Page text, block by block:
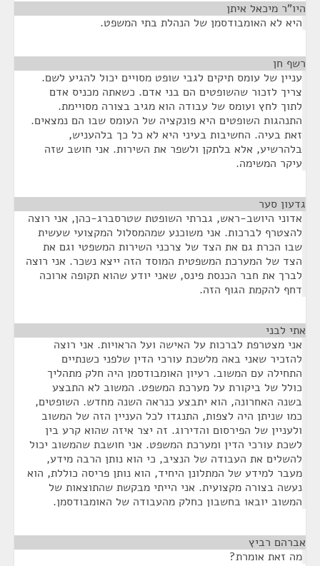
היו"ר מיכאל איתן
היא לא האומבודסמן של הנהלת בתי המשפט.
רשף חן
עניין של עומס תיקים לגבי שופט מסויים יכול להגיע לשם.
צריך לזכור שהשופטים הם בני אדם. כשאתה מכניס אדם
לתוך לחץ ועומס של עבודה הוא מגיב בצורה מסויימת.
התנהגות השופטים היא פונקציה של העומס שבו הם נמצאים.
זאת בעיה. החשיבות בעיני היא לא כל כך בלהעניש,
בלהרשיע, אלא בלתקן ולשפר את השירות. אני חושב שזה
עיקר המשימה.
גדעון סער
אדוני היושב-ראש, גברתי השופטת שטרסברג-כהן, אני רוצה
להצטרף לברכות. אני משוכנע שמהמסלול המקצועי שעשית
שבו הכרת גם את הצד של צרכני השירות המשפטי וגם את
הצד של המערכת המשפטית המוסד הזה ייצא נשכר. אני רוצה
לברך את חבר הכנסת פינס, שאני יודע שהוא תקופה ארוכה
דחף להקמת הגוף הזה.
אתי לבני
אני מצטרפת לברכות על האישה ועל הראויות. אני רוצה
להזכיר שאני באה מלשכת עורכי הדין שלפני כשנתיים
התחילה עם המשוב. רעיון האומבודסמן היה חלק מתהליך
כולל של ביקורת על מערכת המשפט. המשוב לא התבצע
בשנה האחרונה, הוא יתבצע כנראה השנה מחדש. השופטים,
כמו שניתן היה לצפות, התנגדו לכל העניין הזה של המשוב
ולעניין של הפירסום והדירוג. זה יצר איזה שהוא קרע בין
לשכת עורכי הדין ומערכת המשפט. אני חושבת שהמשוב יכול
להשלים את העבודה של הנציב, כי הוא נותן הרבה מידע,
מעבר למידע של המתלונן היחיד, הוא נותן פריסה כוללת, הוא
נעשה בצורה מקצועית. אני הייתי מבקשת שהתוצאות של
המשוב יובאו בחשבון כחלק מהעבודה של האומבודסמן.
אברהם רביץ
מה זאת אומרת?